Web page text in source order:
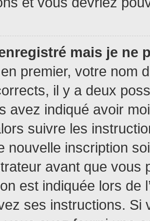
mais je ne
premier, votre nom
il y a deux
avez indiqué avoir
suivre les
nouvelle inscription
avant que
est indiquée lors de
ses instructions. Si